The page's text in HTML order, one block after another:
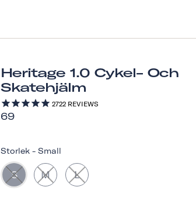
Heritage 1.0 Cykel- Och
Skatehjälm
2722 REVIEWS
69
Storlek - Small
S M L